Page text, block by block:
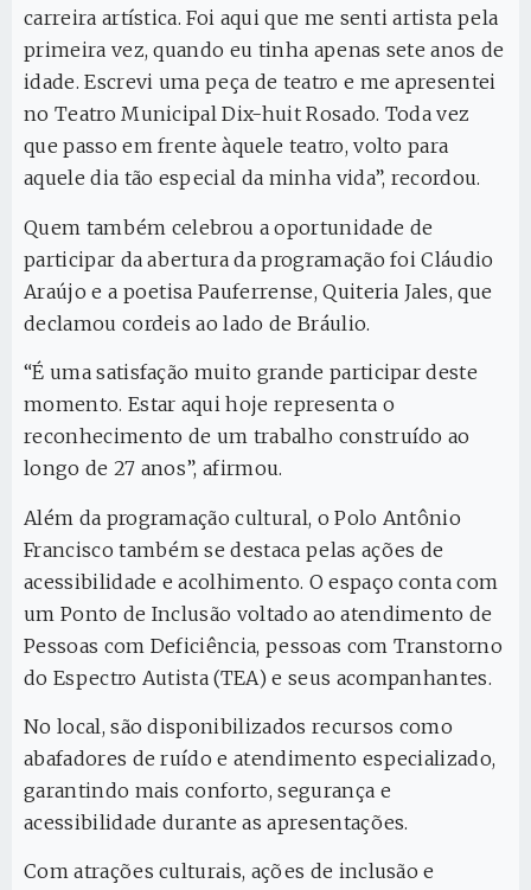
carreira artística. Foi aqui que me senti artista pela
primeira vez, quando eu tinha apenas sete anos de
idade. Escrevi uma peça de teatro e me apresentei
no Teatro Municipal Dix-huit Rosado. Toda vez
que passo em frente àquele teatro, volto para
aquele dia tão especial da minha vida”, recordou.
Quem também celebrou a oportunidade de
participar da abertura da programação foi Cláudio
Araújo e a poetisa Pauferrense, Quiteria Jales, que
declamou cordeis ao lado de Bráulio.
“É uma satisfação muito grande participar deste
momento. Estar aqui hoje representa o
reconhecimento de um trabalho construído ao
longo de 27 anos”, afirmou.
Além da programação cultural, o Polo Antônio
Francisco também se destaca pelas ações de
acessibilidade e acolhimento. O espaço conta com
um Ponto de Inclusão voltado ao atendimento de
Pessoas com Deficiência, pessoas com Transtorno
do Espectro Autista (TEA) e seus acompanhantes.
No local, são disponibilizados recursos como
abafadores de ruído e atendimento especializado,
garantindo mais conforto, segurança e
acessibilidade durante as apresentações.
Com atrações culturais, ações de inclusão e